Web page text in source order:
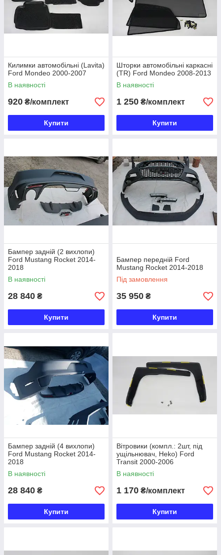
Килимки автомобільні (Lavita)
Ford Mondeo 2000-2007
В наявності
920 ₴/комплект
Купити
Шторки автомобільні каркасні
(TR) Ford Mondeo 2008-2013
В наявності
1 250 ₴/комплект
Купити
Бампер задній (2 вихлопи)
Ford Mustang Rocket 2014-
2018
В наявності
28 840 ₴
Купити
Бампер передній Ford
Mustang Rocket 2014-2018
Під замовлення
35 950 ₴
Купити
Бампер задній (4 вихлопи)
Ford Mustang Rocket 2014-
2018
В наявності
28 840 ₴
Купити
Вітровики (компл.: 2шт, під
ущільнювач, Неkо) Ford
Transit 2000-2006
В наявності
1 170 ₴/комплект
Купити